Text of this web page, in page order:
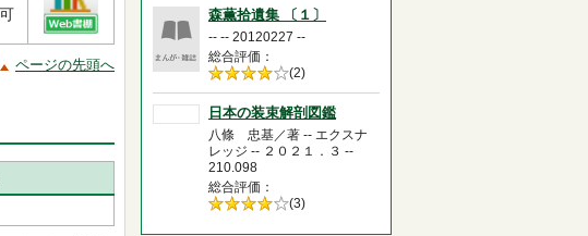
ページの先頭へ
森薫拾遺集 〔１〕
-- -- 20120227 --
総合評価
5段階評価の
4.0
(2)
日本の装束解剖図鑑
八條 忠基／著 -- エクスナ
レッジ -- ２０２１．３ --
210.098
総合評価
5段階評価の (3)